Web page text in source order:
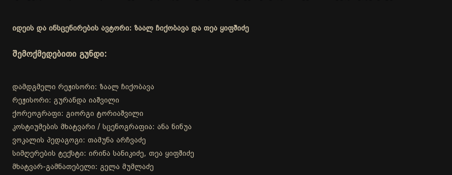
იდეის და ინსცენირების ავტორი: ზაალ ჩიქობავა და თეა ყიფშიძე
შემოქმედებითი გუნდი:
დამდგმელი რეჟისორი: ზაალ ჩიქობავა
რეჟისორი: გურანდა იაშვილი
ქორეოგრაფი: გიორგი ტორიაშვილი
კოსტიუმების მხატვარი / სცენოგრაფია: ანა ნინუა
ვოკალის პედაგოგი: თამუნა არჩვაძე
სიმღერების ტექსტი: ირინა სანიკიძე, თეა ყიფშიძე
მხატვარ-გამნათებელი: გელა მუმლაძე